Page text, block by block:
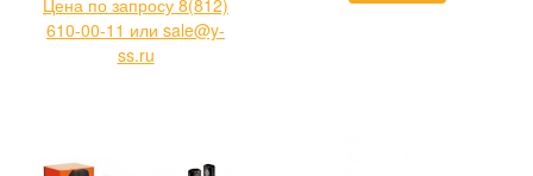
Цена по запросу 8(812)
610-00-11 или sale@y-
ss.ru